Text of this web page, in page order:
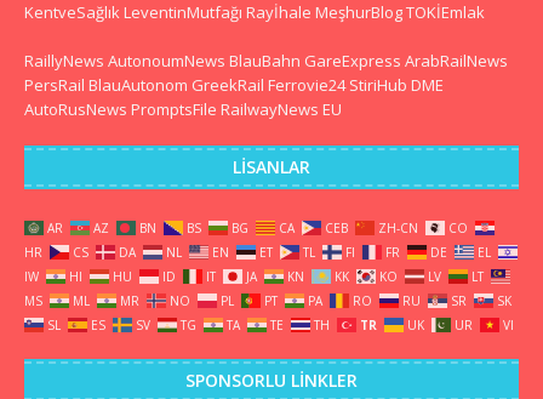
KentveSağlık LeventinMutfağı Rayİhale MeşhurBlogTOKİEmlak
RaillyNews AutonoumNews BlauBahn GareExpress ArabRailNews
PersRail BlauAutonom GreekRail Ferrovie24 StiriHub DME
AutoRusNews PromptsFile RailwayNews EU
LISANLAR
AR AZ BN BS BG CA CEB ZH-CN
CO
HR
CS DA NL EN ET TL FI FR DE
EL
IW
HI HU ID IT JA KN KK KO LV
LT
MS
ML MR NO PL PT PA RO RU SR
SK
SL
ES SV TG TA TE TH TR UK UR VI
SPONSORLU LINKLER